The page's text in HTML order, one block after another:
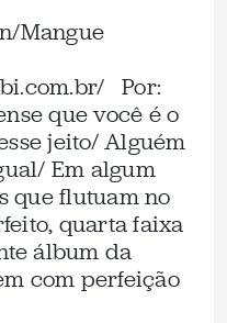
Mangue
Por:
que você é o
jeito/ Alguém
Em algum
que flutuam no
quarta faixa
álbum da
com perfeição